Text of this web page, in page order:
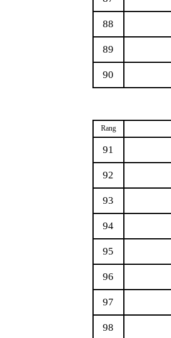
88
89
90
Rang
91
92
93
94
95
96
97
98